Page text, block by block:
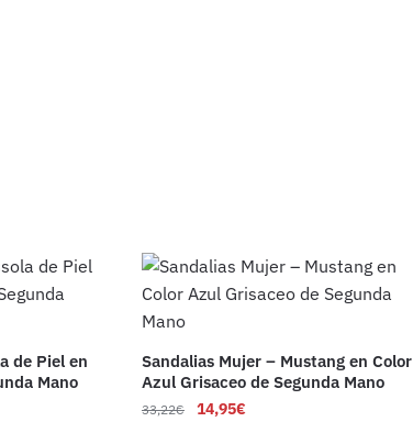
de Piel en
Mano
Sandalias Mujer – Mustang en Color
Azul Grisaceo de Segunda Mano
33,22€ 14,95€